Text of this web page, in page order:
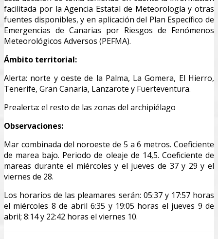
facilitada por la Agencia Estatal de Meteorología y otras
fuentes disponibles, y en aplicación del Plan Específico de
Emergencias de Canarias por Riesgos de Fenómenos
Meteorológicos Adversos (PEFMA).
Ámbito territorial:
Alerta: norte y oeste de la Palma, La Gomera, El Hierro,
Tenerife, Gran Canaria, Lanzarote y Fuerteventura.
Prealerta: el resto de las zonas del archipiélago
Observaciones:
Mar combinada del noroeste de 5 a 6 metros. Coeficiente
de marea bajo. Periodo de oleaje de 14,5. Coeficiente de
mareas durante el miércoles y el jueves de 37 y 29 y el
viernes de 28.
Los horarios de las pleamares serán: 05:37 y 17:57 horas
el miércoles 8 de abril 6:35 y 19:05 horas el jueves 9 de
abril; 8:14 y 22:42 horas el viernes 10.